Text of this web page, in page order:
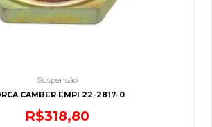
Suspensão
CAMBER EMPI 22-2817-0
R$318,80